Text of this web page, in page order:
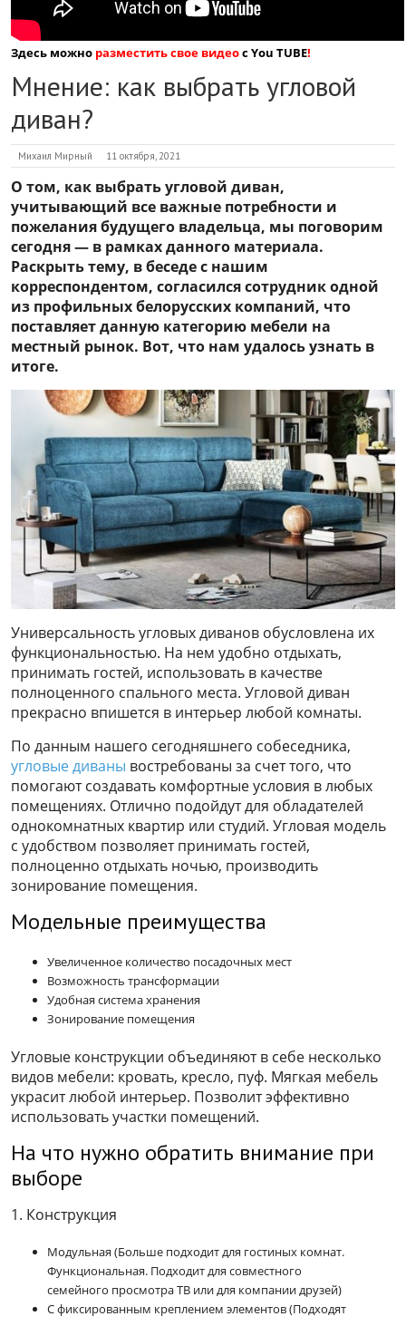
Здесь можно разместить свое видеос You TUBE!
Мнение: как выбрать угловой
диван?
Михаил Мирный 11 октября, 2021
О том, как выбрать угловой диван,
учитывающий все важные потребности и
пожелания будущего владельца, мы поговорим
сегодня — в рамках данного материала.
Раскрыть тему, в беседе с нашим
корреспондентом, согласился сотрудник одной
из профильных белорусских компаний, что
поставляет данную категорию мебели на
местный рынок. Вот, что нам удалось узнать в
итоге.
Универсальность угловых диванов обусловлена их
функциональностью. На нем удобно отдыхать,
принимать гостей, использовать в качестве
полноценного спального места. Угловой диван
прекрасно впишется в интерьер любой комнаты.
По данным нашего сегодняшнего собеседника,
угловые диваны востребованы за счет того, что
помогают создавать комфортные условия в любых
помещениях. Отлично подойдут для обладателей
однокомнатных квартир или студий. Угловая модель
с удобством позволяет принимать гостей,
полноценно отдыхать ночью, производить
зонирование помещения.
Модельные преимущества
Увеличенное количество посадочных мест
Возможность трансформации
Удобная система хранения
Зонирование помещения
Угловые конструкции объединяют в себе несколько
видов мебели: кровать, кресло, пуф. Мягкая мебель
украсит любой интерьер. Позволит эффективно
использовать участки помещений.
На что нужно обратить внимание при
выборе
1. Конструкция
Модульная (Больше подходит для гостиных комнат.
Функциональная. Подходит для совместного
семейного просмотра ТВ или для компании друзей)
С фиксированным креплением элементов (Подходят